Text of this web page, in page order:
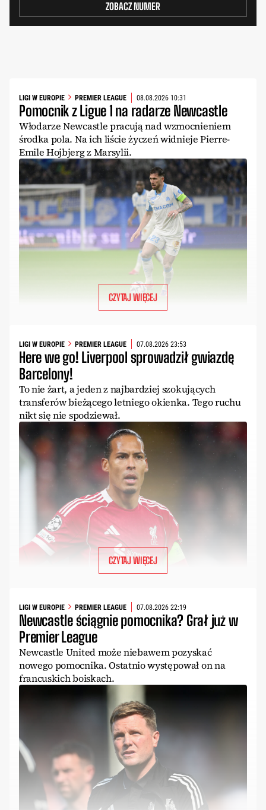
ZOBACZ NUMER
LIGI W EUROPIE PREMIER LEAGUE 08.08.2026 10:31
Pomocnik z Ligue 1 na radarze Newcastle
Włodarze Newcastle pracują nad wzmocnieniem
środka pola. Na ich liście życzeń widnieje Pierre-
Emile Hojbjerg z Marsylii.
CZYTAJ WIĘCEJ
LIGI W EUROPIE PREMIER LEAGUE 07.08.2026 23:53
Here we go! Liverpool sprowadził gwiazdę
Barcelony!
To nie żart, a jeden z najbardziej szokujących
transferów bieżącego letniego okienka. Tego ruchu
nikt się nie spodziewał.
CZYTAJ WIĘCEJ
LIGI W EUROPIE PREMIER LEAGUE 07.08.2026 22:19
Newcastle ściągnie pomocnika? Grał już w
Premier League
Newcastle United może niebawem pozyskać
nowego pomocnika. Ostatnio występował on na
francuskich boiskach.